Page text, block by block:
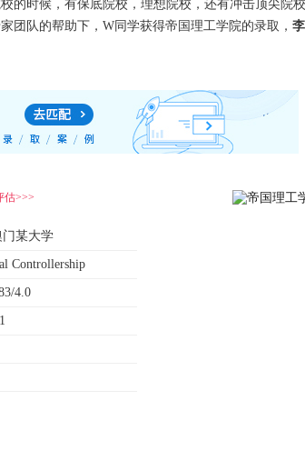
的时候，有保底院校，理想院校，还有冲击顶尖院
团队的帮助下，W同学获得帝国理工学院的录取，
估>>>
门某大学
Controllership
4.0